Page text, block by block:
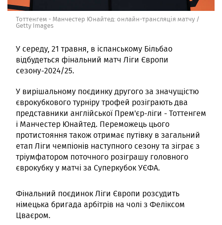
Тоттенгем - Манчестер Юнайтед: онлайн-трансляція матчу /
Getty Images
У середу, 21 травня, в іспанському Більбао
відбудеться фінальний матч Ліги Європи
сезону-2024/25.
У вирішальному поєдинку другого за значущістю
єврокубкового турніру трофей розіграють два
представники англійської Прем'єр-ліги - Тоттенгем
і Манчестер Юнайтед. Переможець цього
протистояння також отримає путівку в загальний
етап Ліги чемпіонів наступного сезону та зіграє з
тріумфатором поточного розіграшу головного
єврокубку у матчі за Суперкубок УЄФА.
Фінальний поєдинок Ліги Європи розсудить
німецька бригада арбітрів на чолі з Феліксом
Цваєром.